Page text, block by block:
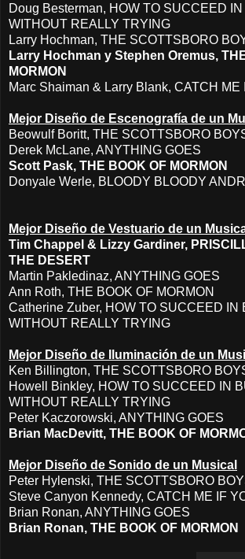
Doug Besterman, HOW TO SUCCEED
WITHOUT REALLY TRYING
Larry Hochman, THE SCOTTSBORO
Larry Hochman y Stephen Oremus,
MORMON
Marc Shaiman & Larry Blank, CATCH
Mejor Diseño de Escenografía de un
Beowulf Boritt, THE SCOTTSBORO
Derek McLane, ANYTHING GOES
Scott Pask, THE BOOK OF MORMON
Donyale Werle, BLOODY BLOODY
Mejor Diseño de Vestuario de un
Tim Chappel & Lizzy Gardiner,
THE DESERT
Martin Pakledinaz, ANYTHING GOES
Ann Roth, THE BOOK OF MORMON
Catherine Zuber, HOW TO SUCCEED IN
WITHOUT REALLY TRYING
Mejor Diseño de Iluminación de un
Ken Billington, THE SCOTTSBORO
Howell Binkley, HOW TO SUCCEED IN
WITHOUT REALLY TRYING
Peter Kaczorowski, ANYTHING GOES
Brian MacDevitt, THE BOOK OF
Mejor Diseño de Sonido de un Musical
Peter Hylenski, THE SCOTTSBORO
Steve Canyon Kennedy, CATCH ME IF
Brian Ronan, ANYTHING GOES
Brian Ronan, THE BOOK OF MORMON